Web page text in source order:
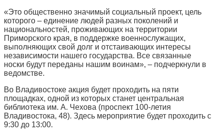
«Это общественно значимый социальный проект, цель
которого – единение людей разных поколений и
национальностей, проживающих на территории
Приморского края, в поддержке военнослужащих,
выполняющих свой долг и отстаивающих интересы
независимости нашего государства. Все связанные
носки будут переданы нашим воинам», – подчеркнули в
ведомстве.
Во Владивостоке акция будет проходить на пяти
площадках, одной из которых станет центральная
библиотека им. А. Чехова (проспект 100-летия
Владивостока, 48). Здесь мероприятие будет проходить с
9:30 до 13:00.